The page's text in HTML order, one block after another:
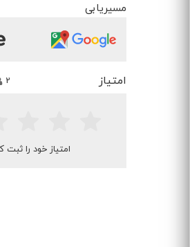
مسیریابی
2 امتیاز
امتیاز خود را ثبت